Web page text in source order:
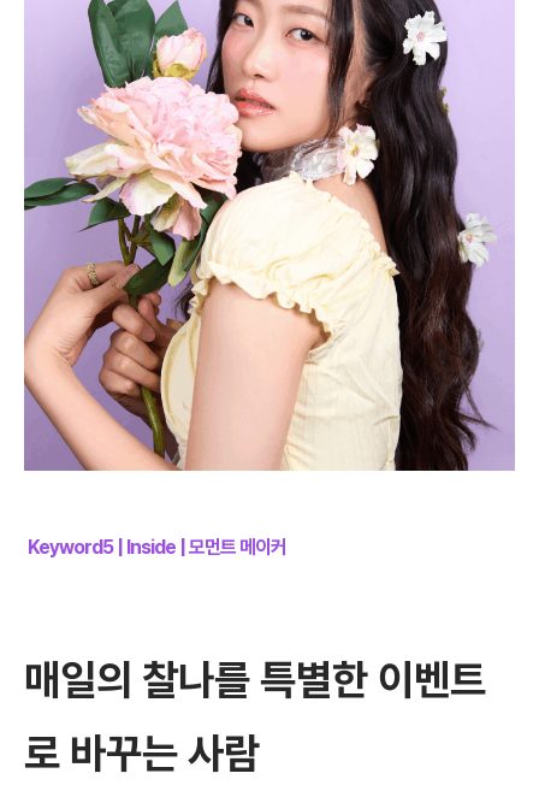
Keyword5 | Inside | 모먼트 메이커
매일의 찰나를 특별한 이벤트
로 바꾸는 사람